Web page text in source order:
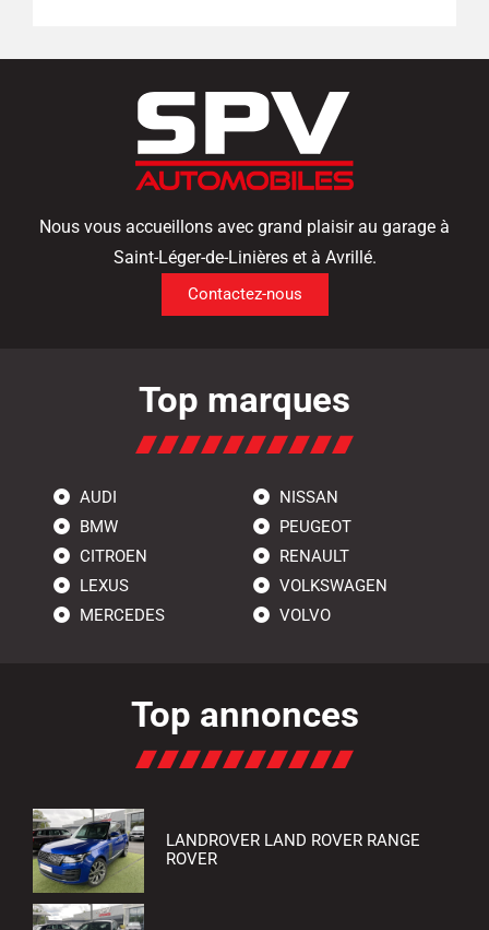
Nous vous accueillons avec grand plaisir au garage à
Saint-Léger-de-Linières et à Avrillé.
Contactez-nous
Top marques
AUDI
BMW
CITROEN
LEXUS
MERCEDES
NISSAN
PEUGEOT
RENAULT
VOLKSWAGEN
VOLVO
Top annonces
LANDROVER LAND ROVER RANGE
ROVER